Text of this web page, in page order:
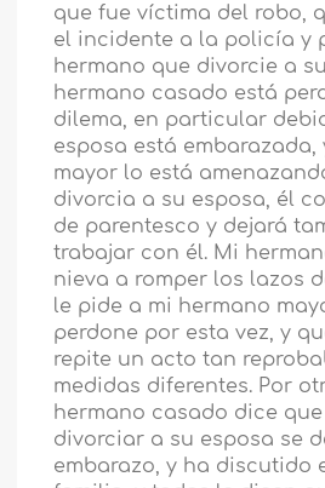
que fue víctima del robo,
el incidente a la policía y
hermano que divorcie a
hermano casado está
dilema, en particular
esposa está embarazada,
mayor lo está
divorcia a su esposa, él
de parentesco y dejará
trabajar con él. Mi
nieva a romper los lazos
le pide a mi hermano
perdone por esta vez, y
repite un acto tan
medidas diferentes. Por
hermano casado dice
divorciar a su esposa se
embarazo, y ha discutido